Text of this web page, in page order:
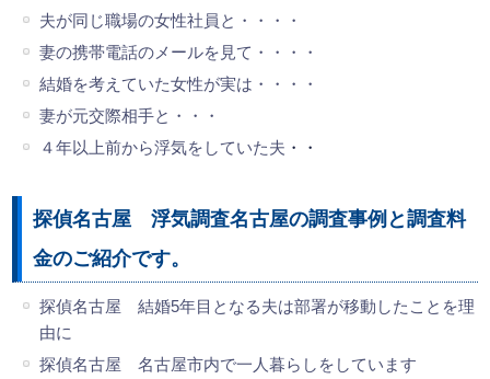
夫が同じ職場の女性社員と・・・・
妻の携帯電話のメールを見て・・・・
結婚を考えていた女性が実は・・・・
妻が元交際相手と・・・
４年以上前から浮気をしていた夫 ・・
探偵名古屋 浮気調査名古屋の調査事例と調査料
金のご紹介です。
探偵名古屋 結婚5年目となる夫は部署が移動したことを理
由に
探偵名古屋 名古屋市内で一人暮らしをしています